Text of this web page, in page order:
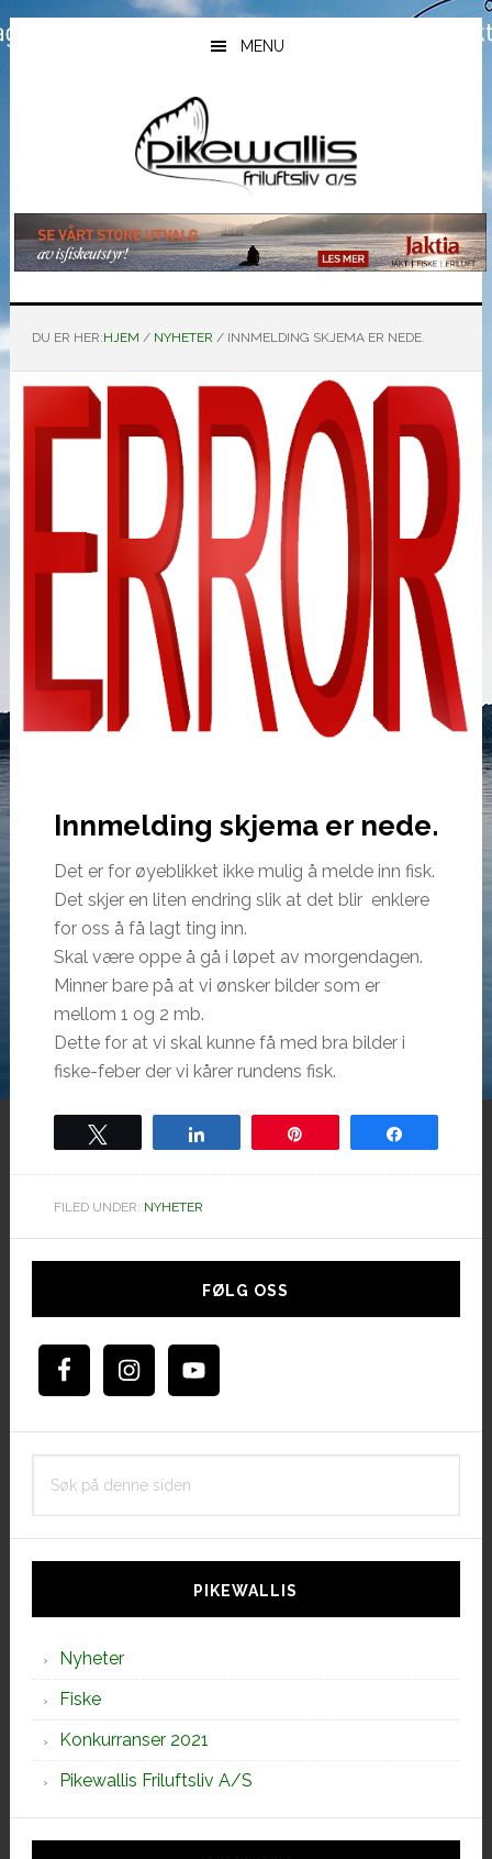
Hopp
til
Hopp
til
Hopp
til
MENU
DU ER HER:HJEM / NYHETER /INNMELDING SKJEMA ER NEDE.
Innmelding skjema er nede.
Det er for øyeblikket ikke mulig å melde inn fisk.
Det skjer en liten endring slik at det blir enklere
for oss å få lagt ting inn.
Skal være oppe å gå i løpet av morgendagen.
Minner bare på at vi ønsker bilder som er
mellom 1 og 2 mb.
Dette for at vi skal kunne få med bra bilder i
fiske-feber der vi kårer rundens fisk.
FILED UNDER: NYHETER
Hoved
FØLG OSS
PIKEWALLIS
Nyheter
Fiske
Konkurranser 2021
Pikewallis Friluftsliv A/S